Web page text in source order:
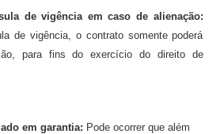
de vigência em caso de alienação:
de vigência, o contrato somente poderá
para fins do exercício do direito de
em garantia: Pode ocorrer que além